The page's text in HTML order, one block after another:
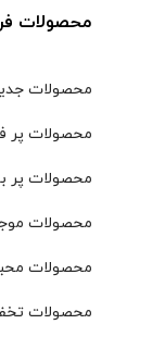
محصولات
محصولات
محصولات پر
محصولات پر
محصولات
محصولات
محصولات